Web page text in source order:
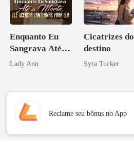
Enquanto Eu
Sangrava Até a
Morte, Ele
Ela
Lady Ann
Cicatrizes do
destino
Syra Tucker
Reclame seu bônus no App